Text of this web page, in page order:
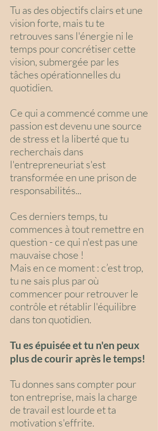
Tu as des objectifs clairs et une
vision forte, mais tu te
retrouves sans l'énergie ni le
temps pour concrétiser cette
vision, submergée par les
tâches opérationnelles du
quotidien.
Ce qui a commencé comme une
passion est devenu une source
de stress et la liberté que tu
recherchais dans
l'entrepreneuriat s'est
transformée en une prison de
responsabilités...
Ces derniers temps, tu
commences à tout remettre en
question - ce qui n'estpas une
mauvaise chose !
Mais en ce moment : c’est trop,
tu ne sais plus par où
commencer pour retrouver le
contrôle et rétablir l'équilibre
dans ton quotidien.
Tu es épuisée et tu n'en peux
plus de courir après le temps!
Tu donnes sans compter pour
ton entreprise, mais la charge
de travail est lourde et ta
motivation s'effrite.